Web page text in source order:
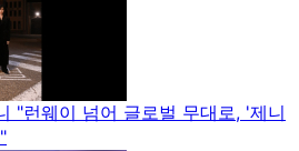
"런웨이 넘어 글로벌 무대로, '제니